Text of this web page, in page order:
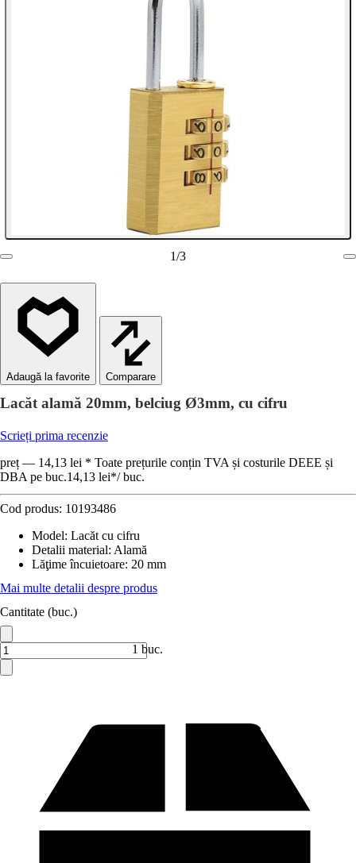
1/3
Comparare
Lacăt alamă 20mm, belciug Ø3mm, cu cifru
Scrieți prima recenzie
preț — 14,13 lei * Toate prețurile conțin TVA și costurile DEEE și
DBA pe buc.14,13 lei*/ buc.
Cod produs: 10193486
Model: Lacăt cu cifru
Detalii material: Alamă
Lăţime încuietoare: 20 mm
Mai multe detalii despre produs
Cantitate (buc.)
1 buc.